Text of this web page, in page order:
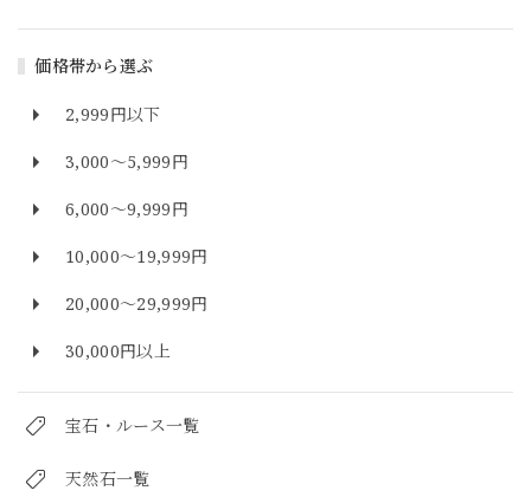
価格帯から選ぶ
2,999円以下
3,000～5,999円
6,000～9,999円
10,000～19,999円
20,000～29,999円
30,000円以上
宝石・ルース一覧
天然石一覧